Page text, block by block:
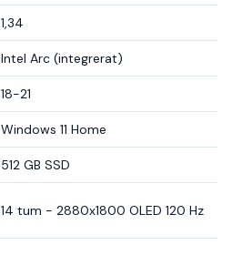
1,34
Intel Arc (integrerat)
18-21
Windows 11 Home
512 GB SSD
14 tum - 2880x1800 OLED 120 Hz